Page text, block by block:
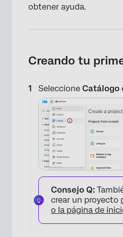
obtener ayuda.
Creando tu
Seleccione Catálogo
Consejo Q:
crear un proyecto
o la página de